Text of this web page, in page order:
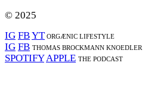
© 2025
IG FBYTORGÆNIC LIFESTYLE
IG FB THOMAS BROCKMANN KNOEDLER
SPOTIFY APPLE THE PODCAST